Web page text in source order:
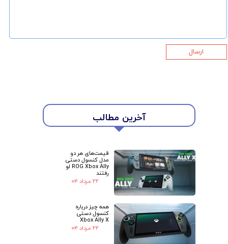
★
آخرین مطالب
قیمت‌های هر دو
مدل کنسول دستی
ROG Xbox Ally لو
رفتند
۲۲ مرداد ۰۴
همه چیز درباره
کنسول دستی
Xbox Ally X
۲۲ مرداد ۰۴
ارسال